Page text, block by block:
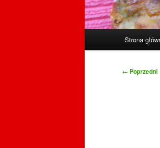
Strona
Nawigacja
← Poprzedni